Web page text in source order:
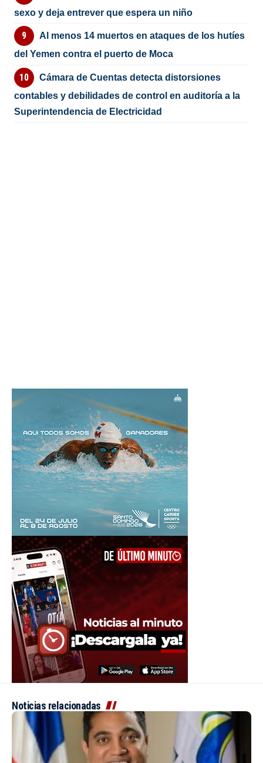
sexo y deja entrever que espera un niño
Al menos 14 muertos en ataques de los hutíes
del Yemen contra el puerto de Moca
Cámara de Cuentas detecta distorsiones
contables y debilidades de control en auditoría a la
Superintendencia de Electricidad
Noticias relacionadas